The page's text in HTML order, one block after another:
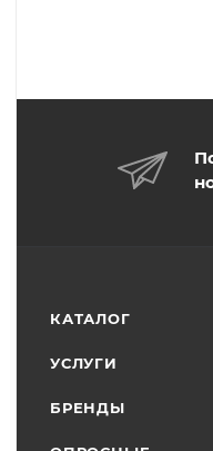
КАТАЛОГ
УСЛУГИ
БРЕНДЫ